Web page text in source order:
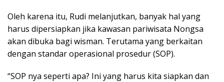
Oleh karena itu, Rudi melanjutkan, banyak hal yang
harus dipersiapkan jika kawasan pariwisata Nongsa
akan dibuka bagi wisman. Terutama yang berkaitan
dengan standar operasional prosedur (SOP).
“SOP nya seperti apa? Ini yang harus kita siapkan dan